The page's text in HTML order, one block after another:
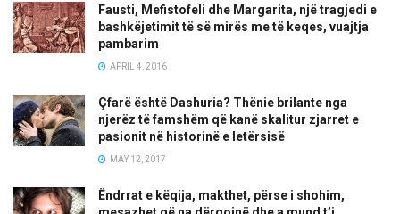
Fausti, Mefistofeli dhe Margarita, një tragjedi e
bashkëjetimit të së mirës me të keqes, vuajtja
pambarim
APRIL 4, 2016
Çfarë është Dashuria? Thënie brilante nga
njerëz të famshëm që kanë skalitur zjarret e
pasionit në historinë e letërsisë
MAY 12, 2017
Ëndrrat e këqija, makthet, përse i shohim,